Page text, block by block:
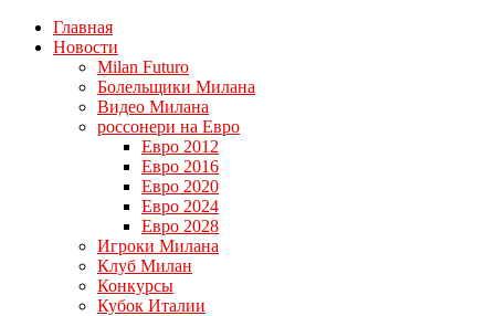
Главная
Новости
Milan Futuro
Болельщики Милана
Видео Милана
россонери на Евро
Евро 2012
Евро 2016
Евро 2020
Евро 2024
Евро 2028
Игроки Милана
Клуб Милан
Конкурсы
Кубок Италии